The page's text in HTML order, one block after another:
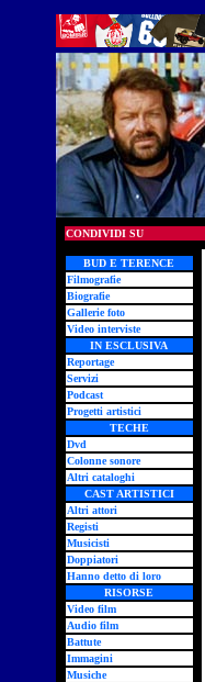
CONDIVIDI SU
BUD E TERENCE
Filmografie
Biografie
Gallerie foto
Video interviste
IN ESCLUSIVA
Reportage
Servizi
Podcast
Progetti artistici
TECHE
Dvd
Colonne sonore
Altri cataloghi
CAST ARTISTICI
Altri attori
Registi
Musicisti
Doppiatori
Hanno detto di loro
RISORSE
Video film
Audio film
Battute
Immagini
Musiche